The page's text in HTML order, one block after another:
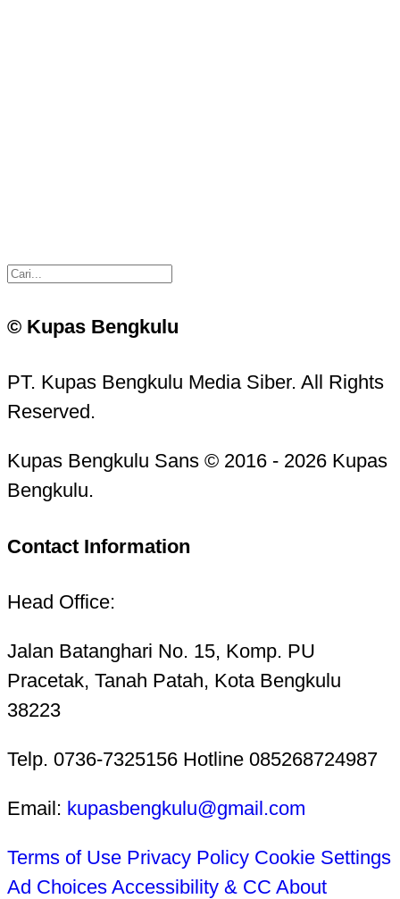
© Kupas Bengkulu
PT. Kupas Bengkulu Media Siber. All Rights
Reserved.
Kupas Bengkulu Sans © 2016 - 2026 Kupas
Bengkulu.
Contact Information
Head Office:
Jalan Batanghari No. 15, Komp. PU
Pracetak, Tanah Patah, Kota Bengkulu
38223
Telp. 0736-7325156 Hotline 085268724987
Email: kupasbengkulu@gmail.com
Terms of Use Privacy Policy Cookie Settings
Ad Choices Accessibility & CC About